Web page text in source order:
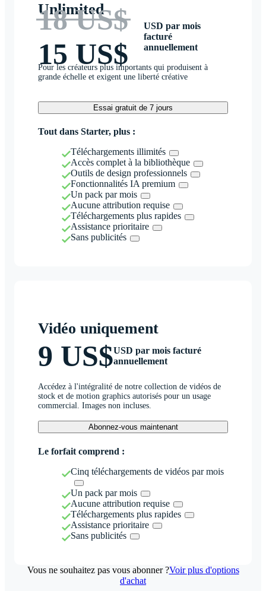
Unlimited
18 US$
15 US$
USD par mois
facturé
annuellement
Pour les créateurs plus importants qui produisent à
grande échelle et exigent une liberté créative
Essai gratuit de 7 jours
Tout dans Starter, plus :
Téléchargements illimités
Accès complet à la bibliothèque
Outils de design professionnels
Fonctionnalités IA premium
Un pack par mois
Aucune attribution requise
Téléchargements plus rapides
Assistance prioritaire
Sans publicités
Vidéo uniquement
9 US$USD par mois facturé
annuellement
Accédez à l'intégralité de notre collection de vidéos de
stock et de motion graphics autorisés pour un usage
commercial. Images non incluses.
Abonnez-vous maintenant
Le forfait comprend :
Cinq téléchargements de vidéos par mois
Un pack par mois
Aucune attribution requise
Téléchargements plus rapides
Assistance prioritaire
Sans publicités
Vous ne souhaitez pas vous abonner ?Voir plus d'options
d'achat